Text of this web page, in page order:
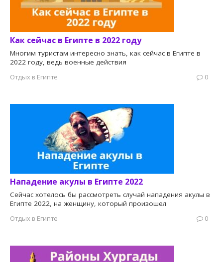
Как сейчас в Египте в 2022 году
Многим туристам интересно знать, как сейчас в Египте в
2022 году, ведь военные действия
Отдых в Египте
0
Нападение акулы в Египте 2022
Сейчас хотелось бы рассмотреть случай нападения акулы в
Египте 2022, на женщину, который произошел
Отдых в Египте
0